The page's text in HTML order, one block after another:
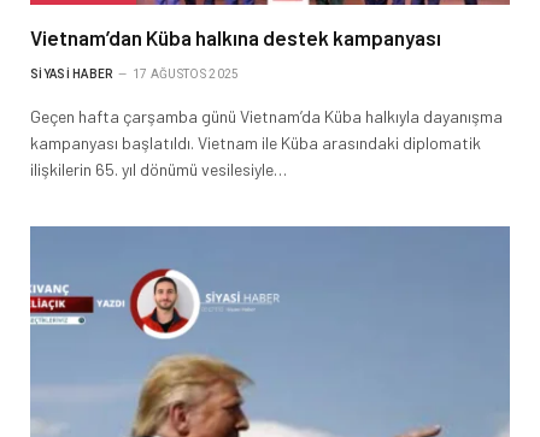
Vietnam’dan Küba halkına destek kampanyası
SIYASI HABER 17 AĞUSTOS 2025
Geçen hafta çarşamba günü Vietnam’da Küba halkıyla dayanışma
kampanyası başlatıldı. Vietnam ile Küba arasındaki diplomatik
ilişkilerin 65. yıl dönümü vesilesiyle…